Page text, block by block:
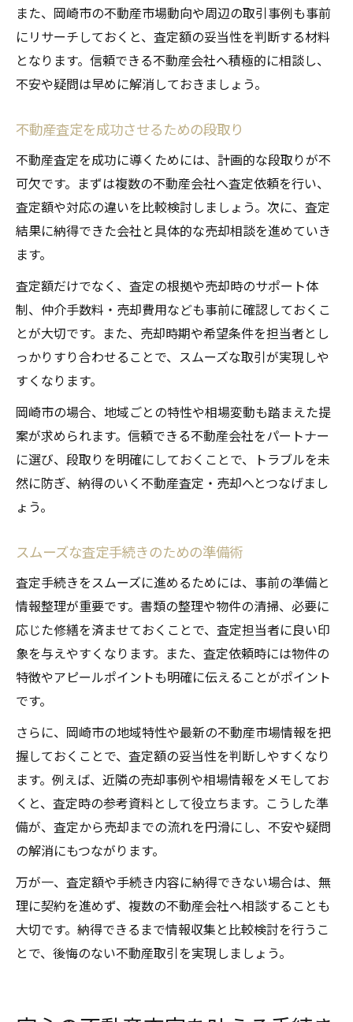
また、岡崎市の不動産市場動向や周辺の取引事例も事前
にリサーチしておくと、査定額の妥当性を判断する材料
となります。信頼できる不動産会社へ積極的に相談し、
不安や疑問は早めに解消しておきましょう。
不動産査定を成功させるための段取り
不動産査定を成功に導くためには、計画的な段取りが不
可欠です。まずは複数の不動産会社へ査定依頼を行い、
査定額や対応の違いを比較検討しましょう。次に、査定
結果に納得できた会社と具体的な売却相談を進めていき
ます。
査定額だけでなく、査定の根拠や売却時のサポート体
制、仲介手数料・売却費用なども事前に確認しておくこ
とが大切です。また、売却時期や希望条件を担当者とし
っかりすり合わせることで、スムーズな取引が実現しや
すくなります。
岡崎市の場合、地域ごとの特性や相場変動も踏まえた提
案が求められます。信頼できる不動産会社をパートナー
に選び、段取りを明確にしておくことで、トラブルを未
然に防ぎ、納得のいく不動産査定・売却へとつなげまし
ょう。
スムーズな査定手続きのための準備術
査定手続きをスムーズに進めるためには、事前の準備と
情報整理が重要です。書類の整理や物件の清掃、必要に
応じた修繕を済ませておくことで、査定担当者に良い印
象を与えやすくなります。また、査定依頼時には物件の
特徴やアピールポイントも明確に伝えることがポイント
です。
さらに、岡崎市の地域特性や最新の不動産市場情報を把
握しておくことで、査定額の妥当性を判断しやすくなり
ます。例えば、近隣の売却事例や相場情報をメモしてお
くと、査定時の参考資料として役立ちます。こうした準
備が、査定から売却までの流れを円滑にし、不安や疑問
の解消にもつながります。
万が一、査定額や手続き内容に納得できない場合は、無
理に契約を進めず、複数の不動産会社へ相談することも
大切です。納得できるまで情報収集と比較検討を行うこ
とで、後悔のない不動産取引を実現しましょう。